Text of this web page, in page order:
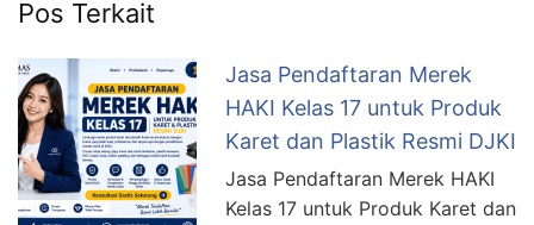
Pos Terkait
Jasa Pendaftaran Merek
HAKI Kelas 17 untuk Produk
Karet dan Plastik Resmi DJKI
Jasa Pendaftaran Merek HAKI
Kelas 17 untuk Produk Karet dan